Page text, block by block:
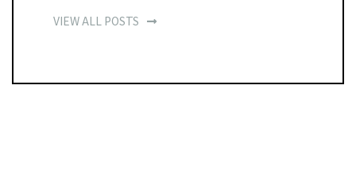
VIEW ALL POSTS